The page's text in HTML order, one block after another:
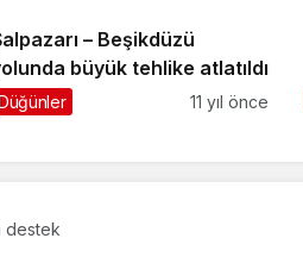
– Beşikdüzü
büyük tehlike atlatıldı
11 yıl önce
destek